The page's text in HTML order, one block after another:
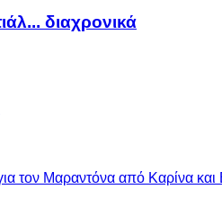
διαχρονικά